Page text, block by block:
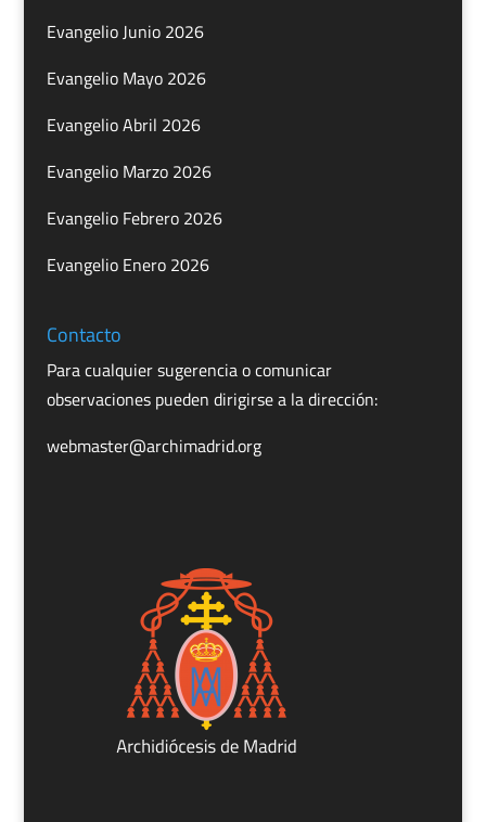
Evangelio Junio 2026
Evangelio Mayo 2026
Evangelio Abril 2026
Evangelio Marzo 2026
Evangelio Febrero 2026
Evangelio Enero 2026
Contacto
Para cualquier sugerencia o comunicar
observaciones pueden dirigirse a la dirección:
webmaster@archimadrid.org